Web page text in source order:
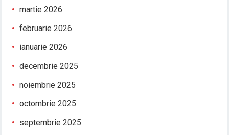
martie 2026
februarie 2026
ianuarie 2026
decembrie 2025
noiembrie 2025
octombrie 2025
septembrie 2025